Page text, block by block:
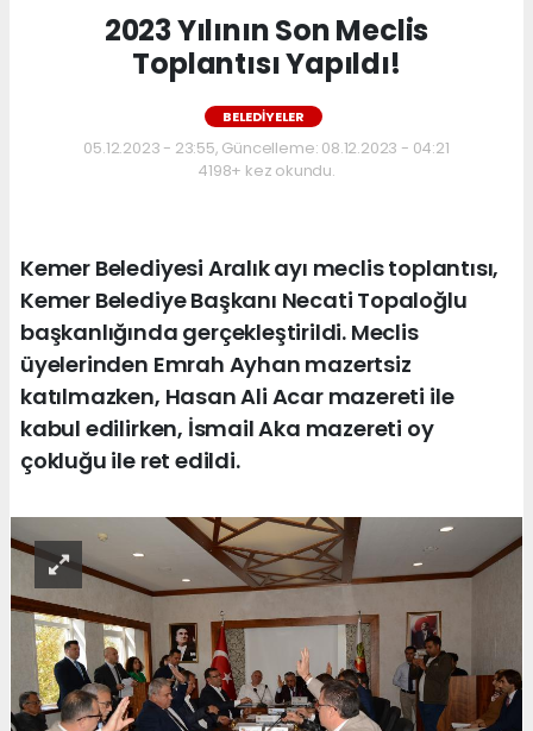
2023 Yılının Son Meclis
Toplantısı Yapıldı!
BELEDİYELER
05.12.2023 - 23:55, Güncelleme: 08.12.2023 - 04:21
4198+ kez okundu.
Kemer Belediyesi Aralık ayı meclis toplantısı,
Kemer Belediye Başkanı Necati Topaloğlu
başkanlığında gerçekleştirildi. Meclis
üyelerinden Emrah Ayhan mazertsiz
katılmazken, Hasan Ali Acar mazereti ile
kabul edilirken, İsmail Aka mazereti oy
çokluğu ile ret edildi.